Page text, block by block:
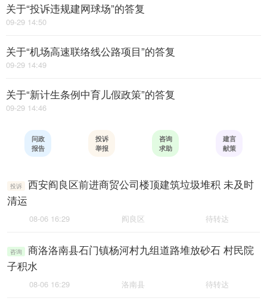
关于“投诉违规建网球场”的答复
09-29 14:50
关于“机场高速联络线公路项目”的答复
09-29 14:49
关于“新计生条例中育儿假政策”的答复
09-29 14:46
问政
报告
投诉
举报
咨询
求助
建言
献策
投诉
西安阎良区前进商贸公司楼顶建筑垃圾堆积 未及时
清运
08-06 16:29 阎良区 待转达
咨询
商洛洛南县石门镇杨河村九组道路堆放砂石 村民院
子积水
08-06 16:29 洛南县 待转达